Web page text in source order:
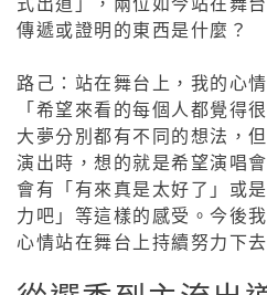
式出道」，兩位如今站在舞
傳遞或證明的東西是什麼？
路己：站在舞台上，我的心
「希望來看的每個人都覺得
大夢分別都有不同的想法，
演出時，想的就是希望演唱
會有「有來真是太好了」或
力吧」等這樣的感受。今後
心情站在舞台上持續努力下去